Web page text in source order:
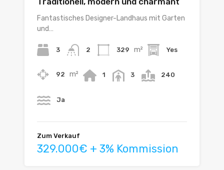
Fantastisches Designer-Landhaus mit Garten
und…
3 2 329 m² Yes
92 m² 1 3 240
Ja
Zum Verkauf
329.000€ + 3% Kommission